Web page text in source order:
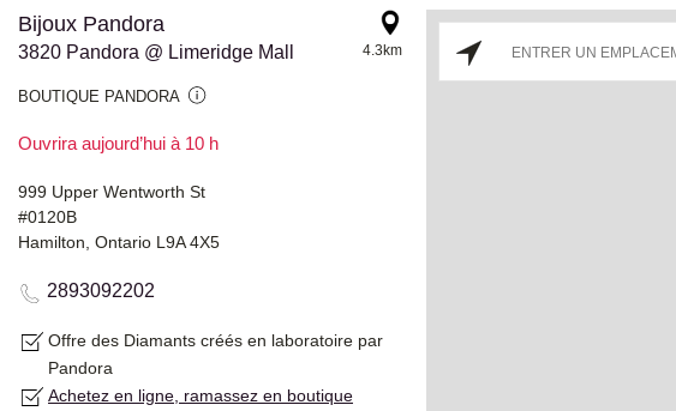
Bijoux Pandora
3820 Pandora @ Limeridge Mall
BOUTIQUE PANDORA
Ouvrira aujourd’hui à 10 h
4.3km
999 Upper Wentworth St
#0120B
Hamilton, Ontario L9A 4X5
2893092202
Offre des Diamants créés en laboratoire par
Pandora
Achetez en ligne, ramassez en boutique